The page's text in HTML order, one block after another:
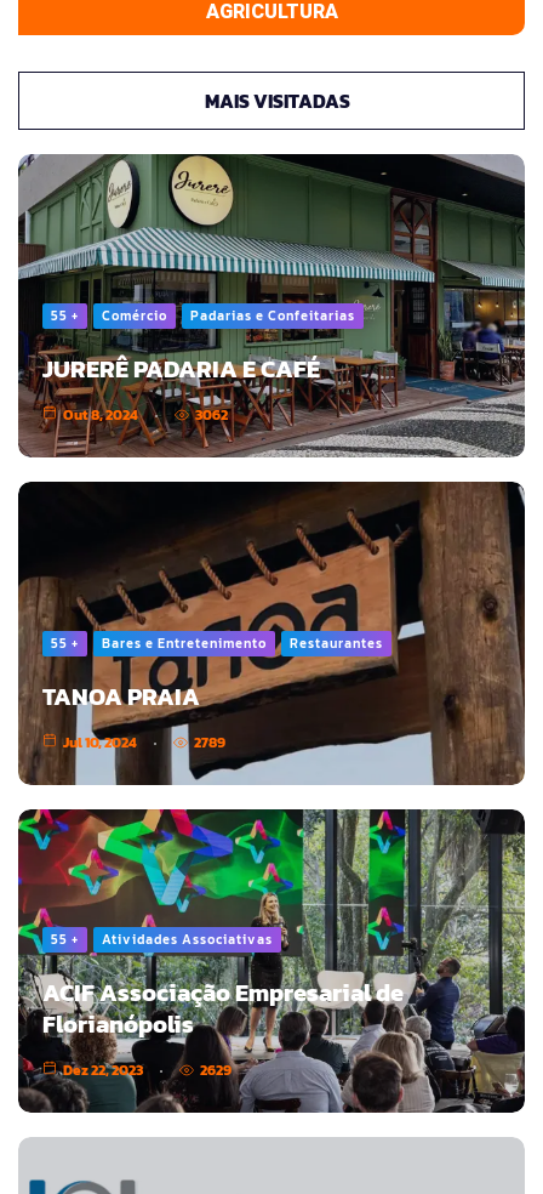
AGRICULTURA
MAIS VISITADAS
55 + Comércio Padarias e Confeitarias
JURERÊ PADARIA E CAFÉ
Out 8, 2024 3062
55 + Bares e Entretenimento Restaurantes
TANOA PRAIA
Jul 10, 2024 2789
55 + Atividades Associativas
ACIF Associação Empresarial de
Florianópolis
Dez 22, 2023 2629